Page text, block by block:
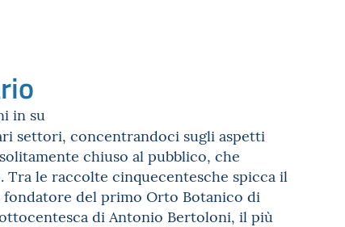
in su
settori, concentrandoci sugli aspetti
chiuso al pubblico, che
le raccolte cinquecentesche spicca il
fondatore del primo Orto Botanico di
di Antonio Bertoloni, il più